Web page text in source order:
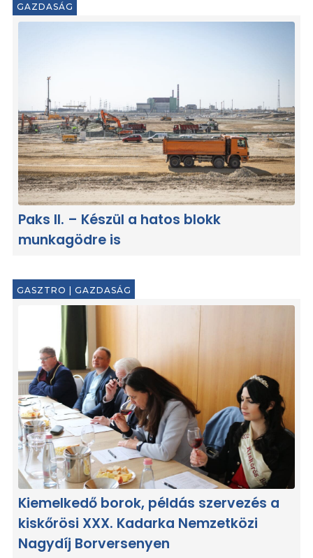
GAZDASÁG
Paks II. – Készül a hatos blokk
munkagödre is
GASZTRO GAZDASÁG
Kiemelkedő borok, példás szervezés a
kiskőrösi XXX. Kadarka Nemzetközi
Nagydíj Borversenyen